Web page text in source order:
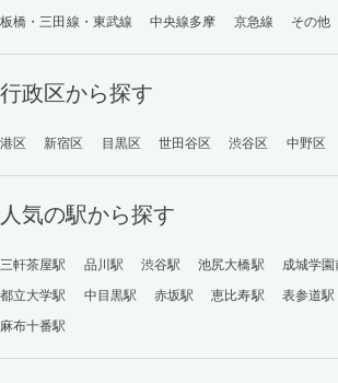
板橋・三田線・東武線
中央線多摩 京急線 その他
行政区から探す
港区 新宿区 目黒区 世田谷区 渋谷区 中野区
人気の駅から探す
三軒茶屋駅 品川駅 渋谷駅 池尻大橋駅 成城学園
都立大学駅
中目黒駅 赤坂駅 恵比寿駅 表参道駅
麻布十番駅